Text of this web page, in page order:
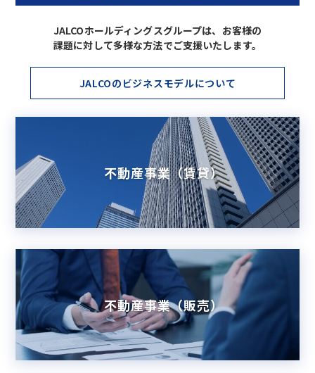
JALCOホールディングスグループは、お客様の
課題に対して多様な方法でご支援いたします。
JALCOのビジネスモデルについて
不動産事業（賃貸）
不動産事業（販売）